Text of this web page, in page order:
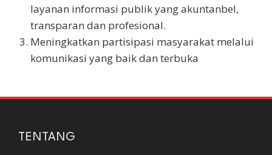
layanan informasi publik yang akuntanbel,
transparan dan profesional.
Meningkatkan partisipasi masyarakat melalui
komunikasi yang baik dan terbuka
TENTANG